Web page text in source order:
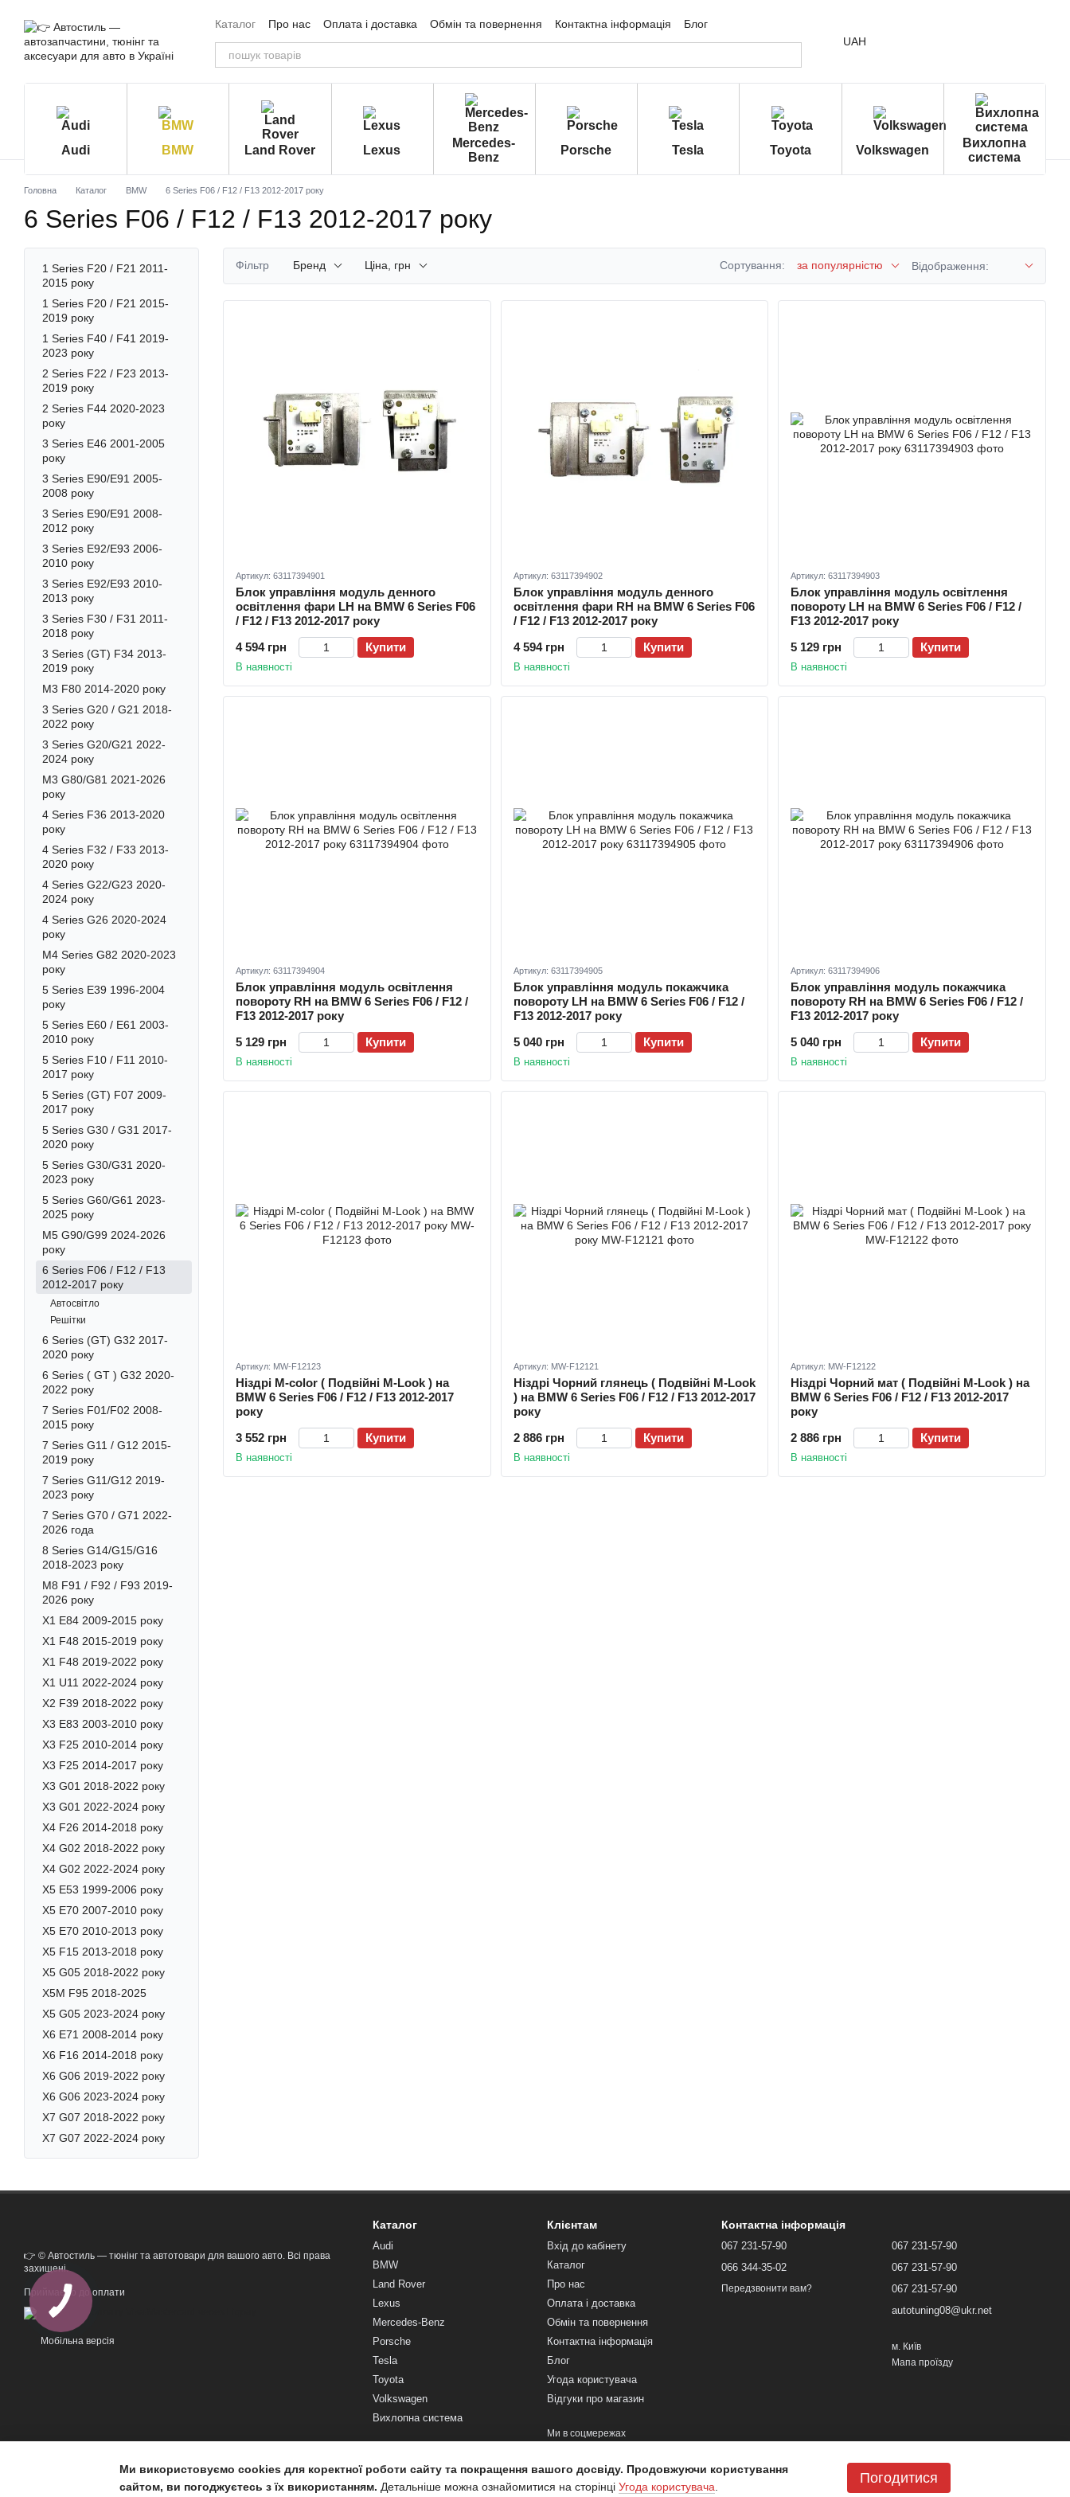
Каталог
Про нас Оплата і доставка Обмін та повернення Контактна інформація
Блог
Угода користувача
Відгуки про магазин UAH
Audi BMW Land Rover Lexus
Mercedes-
Benz
Porsche Tesla Toyota Volkswagen
Вихлопна
система
Головна Каталог BMW 6 Series F06 / F12 / F13 2012-2017 року
6 Series F06 / F12 / F13 2012-2017 року
Фільтр Бренд Ціна, грн Сортування: за популярністю Відображення:
Артикул: 63117394901
Блок управління модуль денного
освітлення фари LH на BMW 6 Series F06
/ F12 / F13 2012-2017 року
4 594 грн
Купити
В наявності
Артикул: 63117394902
Блок управління модуль денного
освітлення фари RH на BMW 6 Series F06
/ F12 / F13 2012-2017 року
4 594 грн
Купити
В наявності
Артикул: 63117394903
Блок управління модуль освітлення
повороту LH на BMW 6 Series F06 / F12 /
F13 2012-2017 року
5 129 грн
Купити
В наявності
Артикул: 63117394904
Блок управління модуль освітлення
повороту RH на BMW 6 Series F06 / F12 /
F13 2012-2017 року
5 129 грн
Купити
В наявності
Артикул: 63117394905
Блок управління модуль покажчика
повороту LH на BMW 6 Series F06 / F12 /
F13 2012-2017 року
5 040 грн
Купити
В наявності
Артикул: 63117394906
Блок управління модуль покажчика
повороту RH на BMW 6 Series F06 / F12 /
F13 2012-2017 року
5 040 грн
Купити
В наявності
Артикул: MW-F12123
Ніздрі M-color ( Подвійні M-Look ) на
BMW 6 Series F06 / F12 / F13 2012-2017
року
3 552 грн
Купити
В наявності
Артикул: MW-F12121
Ніздрі Чорний глянець ( Подвійні M-Look
) на BMW 6 Series F06 / F12 / F13 2012-2017
року
2 886 грн
Купити
В наявності
Артикул: MW-F12122
Ніздрі Чорний мат ( Подвійні M-Look ) на
BMW 6 Series F06 / F12 / F13 2012-2017
року
2 886 грн
Купити
В наявності
1 Series F20 / F21 2011-
2015 року
1 Series F20 / F21 2015-
2019 року
1 Series F40 / F41 2019-
2023 року
2 Series F22 / F23 2013-
2019 року
2 Series F44 2020-2023
року
3 Series E46 2001-2005
року
3 Series E90/E91 2005-
2008 року
3 Series E90/E91 2008-
2012 року
3 Series E92/E93 2006-
2010 року
3 Series E92/E93 2010-
2013 року
3 Series F30 / F31 2011-
2018 року
3 Series (GT) F34 2013-
2019 року
M3 F80 2014-2020 року
3 Series G20 / G21 2018-
2022 року
3 Series G20/G21 2022-
2024 року
M3 G80/G81 2021-2026
року
4 Series F36 2013-2020
року
4 Series F32 / F33 2013-
2020 року
4 Series G22/G23 2020-
2024 року
4 Series G26 2020-2024
року
M4 Series G82 2020-2023
року
5 Series E39 1996-2004
року
5 Series E60 / E61 2003-
2010 року
5 Series F10 / F11 2010-
2017 року
5 Series (GT) F07 2009-
2017 року
5 Series G30 / G31 2017-
2020 року
5 Series G30/G31 2020-
2023 року
5 Series G60/G61 2023-
2025 року
M5 G90/G99 2024-2026
року
6 Series F06 / F12 / F13
2012-2017 року
Автосвітло
Решітки
6 Series (GT) G32 2017-
2020 року
6 Series ( GT ) G32 2020-
2022 року
7 Series F01/F02 2008-
2015 року
7 Series G11 / G12 2015-
2019 року
7 Series G11/G12 2019-
2023 року
7 Series G70 / G71 2022-
2026 года
8 Series G14/G15/G16
2018-2023 року
M8 F91 / F92 / F93 2019-
2026 року
X1 E84 2009-2015 року
X1 F48 2015-2019 року
X1 F48 2019-2022 року
X1 U11 2022-2024 року
X2 F39 2018-2022 року
X3 E83 2003-2010 року
X3 F25 2010-2014 року
X3 F25 2014-2017 року
X3 G01 2018-2022 року
X3 G01 2022-2024 року
X4 F26 2014-2018 року
X4 G02 2018-2022 року
X4 G02 2022-2024 року
X5 E53 1999-2006 року
X5 E70 2007-2010 року
X5 E70 2010-2013 року
X5 F15 2013-2018 року
X5 G05 2018-2022 року
X5M F95 2018-2025
X5 G05 2023-2024 року
X6 E71 2008-2014 року
X6 F16 2014-2018 року
X6 G06 2019-2022 року
X6 G06 2023-2024 року
X7 G07 2018-2022 року
X7 G07 2022-2024 року
👉 © Автостиль — тюнінг та автотовари для вашого авто. Всі права
захищені.
Приймаємо до оплати
Мобільна версія
Інтернет-магазин створений з Хорошоп
Каталог
Audi
BMW
Land Rover
Lexus
Mercedes-Benz
Porsche
Tesla
Toyota
Volkswagen
Вихлопна система
Клієнтам
Вхід до кабінету
Каталог
Про нас
Оплата і доставка
Обмін та повернення
Контактна інформація
Блог
Угода користувача
Відгуки про магазин
Ми в соцмережах
Контактна інформація
067 231-57-90
066 344-35-02
Передзвонити вам?
067 231-57-90
067 231-57-90
067 231-57-90
autotuning08@ukr.net
м. Київ
Мапа проїзду
Ми використовуємо cookies для коректної роботи сайту та покращення вашого досвіду. Продовжуючи користування
сайтом, ви погоджуєтесь з їх використанням. Детальніше можна ознайомитися на сторінці Угода користувача
Погодитися